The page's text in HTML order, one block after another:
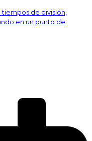
de división,
en un punto de